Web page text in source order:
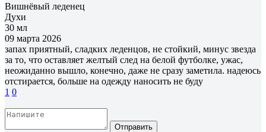
Вишнёвый леденец
Духи
30 мл
09 марта 2026
запах приятный, сладких леденцов, не стойкий, минус звезда
за то, что оставляет желтый след на белой футболке, ужас,
неожиданно вышло, конечно, даже не сразу заметила. надеюсь
отстирается, больше на одежду наносить не буду
1 0
Отправить